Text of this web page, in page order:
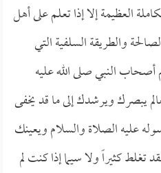
العظيمة إلا إذا تعلم على أهل
والطريقة السلفية التي
النبي صلى الله عليه
يبصرك ويرشدك إلى ما قد يخفى
عليه الصلاة والسلام ويعينك
كثيراً ولا سيما إذا كنت لم